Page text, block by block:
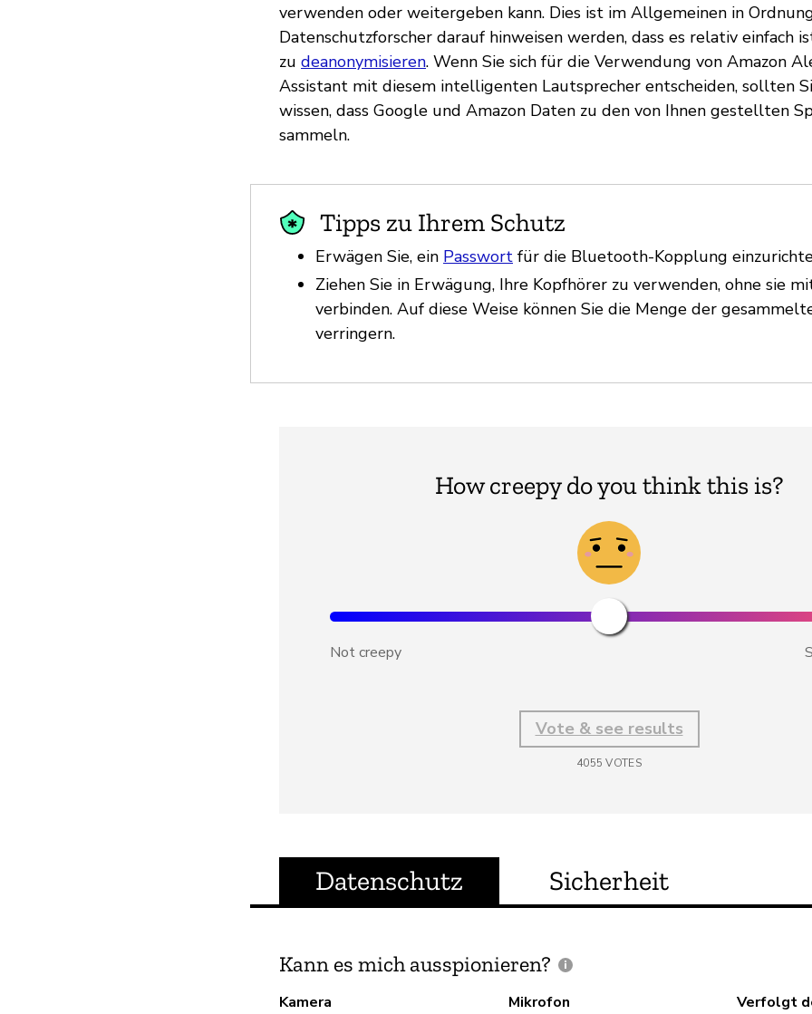
verwenden oder weitergeben kann. Dies ist im Allgemeinen in
Datenschutzforscher darauf hinweisen werden, dass es relativ einfach
zu deanonymisieren. Wenn Sie sich für die Verwendung von Amazon
Assistant mit diesem intelligenten Lautsprecher entscheiden, sollten
wissen, dass Google und Amazon Daten zu den von Ihnen gestellten
sammeln.
Tipps zu Ihrem Schutz
Erwägen Sie, ein Passwort für die Bluetooth-Kopplung
Ziehen Sie in Erwägung, Ihre Kopfhörer zu verwenden, ohne sie
verbinden. Auf diese Weise können Sie die Menge der
verringern.
How creepy do you think this is?
Not creepy
Vote & see results
4055 VOTES
Datenschutz Sicherheit
Kann es mich ausspionieren?
Kamera
Mikrofon
Verfolgt